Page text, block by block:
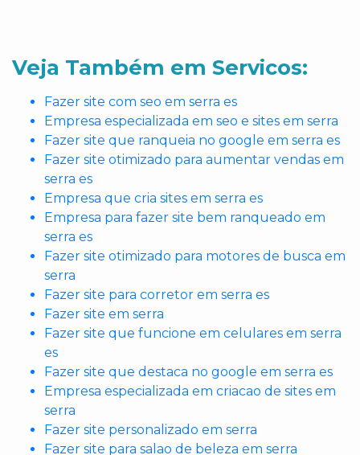
Veja Também em Servicos:
Fazer site com seo em serra es
Empresa especializada em seo e sites em serra
Fazer site que ranqueia no google em serra es
Fazer site otimizado para aumentar vendas em
serra es
Empresa que cria sites em serra es
Empresa para fazer site bem ranqueado em
serra es
Fazer site otimizado para motores de busca em
serra
Fazer site para corretor em serra es
Fazer site em serra
Fazer site que funcione em celulares em serra
es
Fazer site que destaca no google em serra es
Empresa especializada em criacao de sites em
serra
Fazer site personalizado em serra
Fazer site para salao de beleza em serra